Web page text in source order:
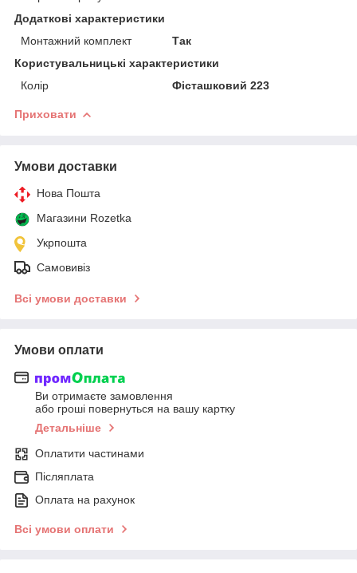
Додаткові характеристики
Монтажний комплект
Так
Користувальницькі характеристики
Колір
Фісташковий 223
Приховати
Умови доставки
Нова Пошта
Магазини Rozetka
Укрпошта
Самовивіз
Всі умови доставки
Умови оплати
Ви отримаєте замовлення
або гроші повернуться на вашу картку
Детальніше
Оплатити частинами
Післяплата
Оплата на рахунок
Всі умови оплати